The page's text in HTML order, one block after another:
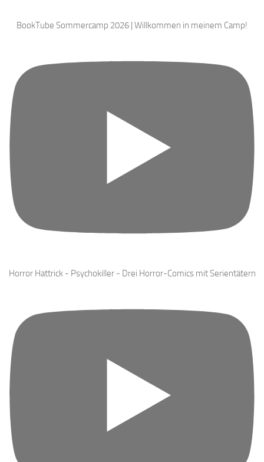
BookTube Sommercamp 2026 | Willkommen in meinem Camp!
Horror Hattrick - Psychokiller - Drei Horror-Comics mit Serientätern